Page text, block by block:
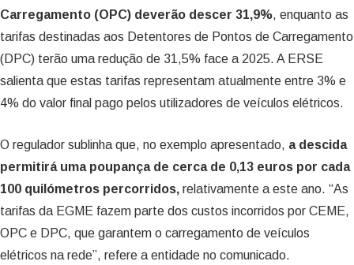
Carregamento (OPC) deverão descer 31,9%, enquanto as
tarifas destinadas aos Detentores de Pontos de Carregamento
(DPC) terão uma redução de 31,5% face a 2025. A ERSE
salienta que estas tarifas representam atualmente entre 3% e
4% do valor final pago pelos utilizadores de veículos elétricos.
O regulador sublinha que, no exemplo apresentado, a descida
permitirá uma poupança de cerca de 0,13 euros por cada
100 quilómetros percorridos, relativamente a este ano. “As
tarifas da EGME fazem parte dos custos incorridos por CEME,
OPC e DPC, que garantem o carregamento de veículos
elétricos na rede”, refere a entidade no comunicado.